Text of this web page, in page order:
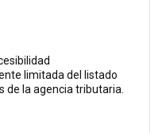
limitada del listado
de la agencia tributaria.